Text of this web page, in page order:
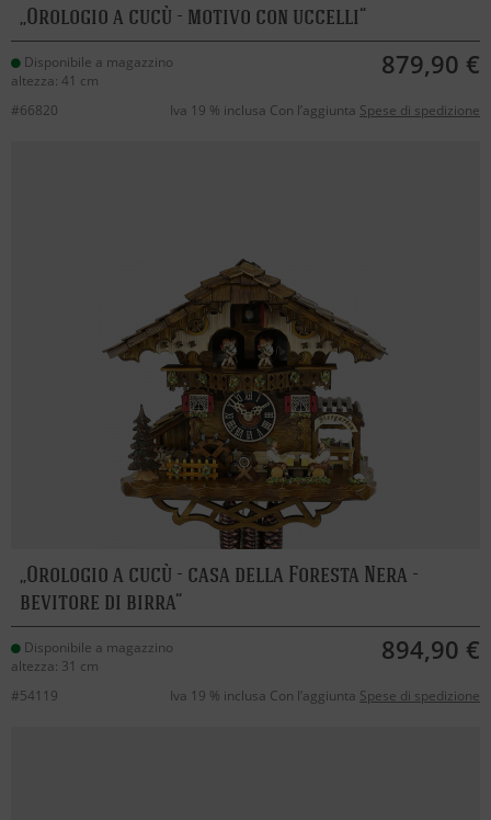
Orologio a cucù - motivo con uccelli
Disponibile a magazzino
altezza: 41 cm
879,90 €
#66820 Iva 19 % inclusa Con l’aggiunta Spese di spedizione
Orologio a cucù - casa della Foresta Nera -
bevitore di birra
Disponibile a magazzino
altezza: 31 cm
894,90 €
#54119 Iva 19 % inclusa Con l’aggiunta Spese di spedizione